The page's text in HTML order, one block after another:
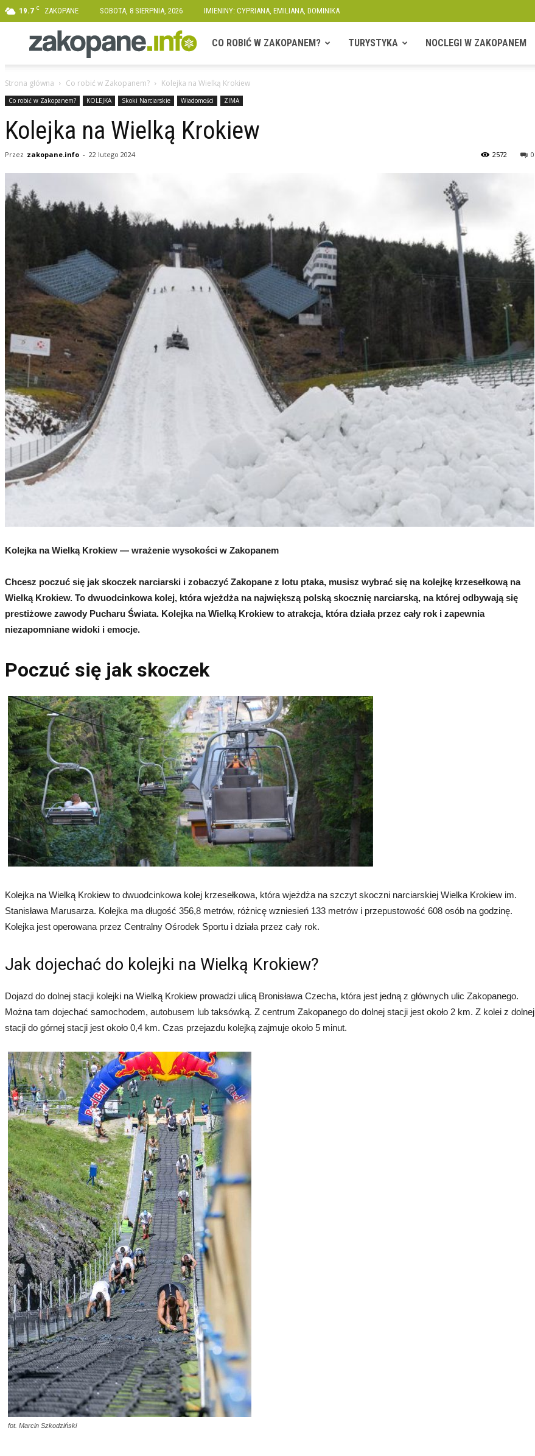
19.7 C ZAKOPANE SOBOTA, 8 SIERPNIA, 2026 IMIENINY: CYPRIANA, EMILIANA, DOMINIKA
Zakopane.info
CO ROBIĆ W ZAKOPANEM? TURYSTYKA NOCLEGI W ZAKOPANEM
Strona główna Co robić w Zakopanem? Kolejka na Wielką Krokiew
Co robić w Zakopanem? KOLEJKA Skoki Narciarskie Wiadomości ZIMA
Kolejka na Wielką Krokiew
Przez zakopane.info - 22 lutego 2024 0
2572
Kolejka na Wielką Krokiew — wrażenie wysokości w Zakopanem
Chcesz poczuć się jak skoczek narciarski i zobaczyć Zakopane z lotu ptaka, musisz wybrać się na kolejkę krzesełkową na
Wielką Krokiew. To dwuodcinkowa kolej, która wjeżdża na największą polską skocznię narciarską, na której odbywają się
prestiżowe zawody Pucharu Świata. Kolejka na Wielką Krokiew to atrakcja, która działa przez cały rok i zapewnia
niezapomniane widoki i emocje.
Poczuć się jak skoczek
Kolejka na Wielką Krokiew to dwuodcinkowa kolej krzesełkowa, która wjeżdża na szczyt skoczni narciarskiej Wielka Krokiew im.
Stanisława Marusarza. Kolejka ma długość 356,8 metrów, różnicę wzniesień 133 metrów i przepustowość 608 osób na godzinę.
Kolejka jest operowana przez Centralny Ośrodek Sportu i działa przez cały rok.
Jak dojechać do kolejki na Wielką Krokiew?
Dojazd do dolnej stacji kolejki na Wielką Krokiew prowadzi ulicą Bronisława Czecha, która jest jedną z głównych ulic Zakopanego.
Można tam dojechać samochodem, autobusem lub taksówką. Z centrum Zakopanego do dolnej stacji jest około 2 km. Z kolei z dolnej
stacji do górnej stacji jest około 0,4 km. Czas przejazdu kolejką zajmuje około 5 minut.
fot. Marcin Szkodziński